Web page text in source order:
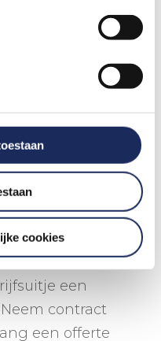
cookies
offerte
een
contract
een offerte